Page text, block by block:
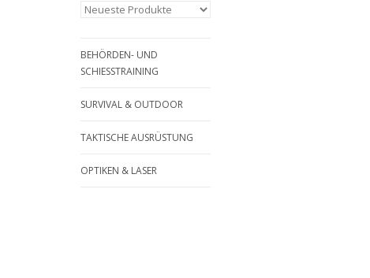
BEHÖRDEN- UND
SCHIESSTRAINING
SURVIVAL & OUTDOOR
TAKTISCHE AUSRÜSTUNG
OPTIKEN & LASER